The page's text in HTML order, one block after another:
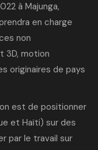
à Majunga,
en charge
non
3D, motion
originaires de pays
est de positionner
et Haïti) sur des
par le travail sur